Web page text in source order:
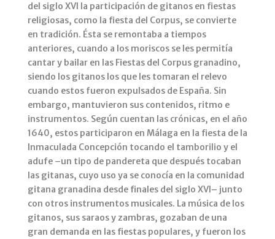
del siglo XVI la participación de gitanos en fiestas
religiosas, como la fiesta del Corpus, se convierte
en tradición. Ésta se remontaba a tiempos
anteriores, cuando a los moriscos se les permitía
cantar y bailar en las Fiestas del Corpus granadino,
siendo los gitanos los que les tomaran el relevo
cuando estos fueron expulsados de España. Sin
embargo, mantuvieron sus contenidos, ritmo e
instrumentos. Según cuentan las crónicas, en el año
1640, estos participaron en Málaga en la fiesta de la
Inmaculada Concepción tocando el tamborilio y el
adufe –un tipo de pandereta que después tocaban
las gitanas, cuyo uso ya se conocía en la comunidad
gitana granadina desde finales del siglo XVI– junto
con otros instrumentos musicales. La música de los
gitanos, sus saraos y zambras, gozaban de una
gran demanda en las fiestas populares, y fueron los